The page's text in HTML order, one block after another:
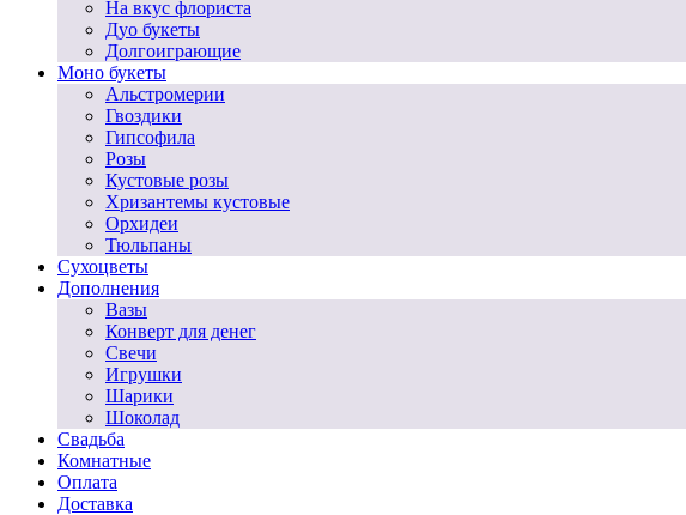
На вкус флориста
Дуо букеты
Долгоиграющие
Моно букеты
Альстромерии
Гвоздики
Гипсофила
Розы
Кустовые розы
Хризантемы кустовые
Орхидеи
Тюльпаны
Сухоцветы
Дополнения
Вазы
Конверт для денег
Свечи
Игрушки
Шарики
Шоколад
Свадьба
Комнатные
Оплата
Доставка